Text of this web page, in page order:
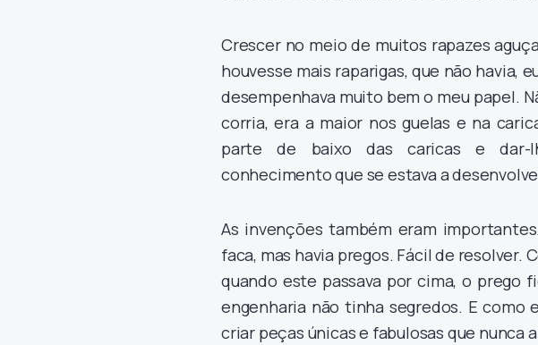
Crescer no meio de muitos rapazes
houvesse mais raparigas, que não havia,
desempenhava muito bem o meu papel.
corria, era a maior nos guelas e na
parte de baixo das caricas e dar-
conhecimento que se estava a
As invenções também eram
faca, mas havia pregos. Fácil de resolver.
quando este passava por cima, o prego
engenharia não tinha segredos. E como
criar peças únicas e fabulosas que nunca